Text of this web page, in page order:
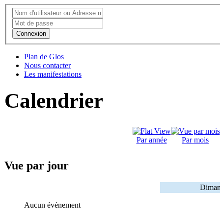
Connexion
Plan de Glos
Nous contacter
Les manifestations
Calendrier
Par année Par mois
Vue par jour
Aucun événement